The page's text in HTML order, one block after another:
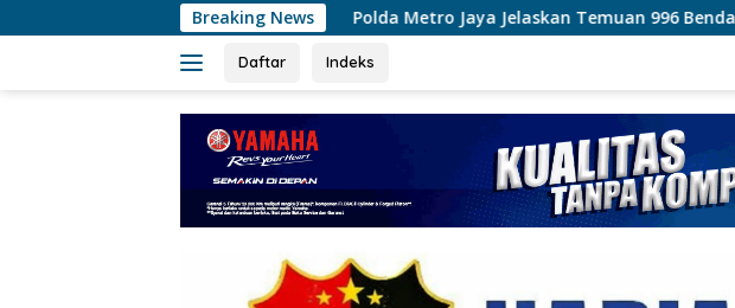
ke
Breaking News
Polda Metro Jaya Jelaskan Temuan 996 Benda Menyerupai Senjata di
Daftar Indeks